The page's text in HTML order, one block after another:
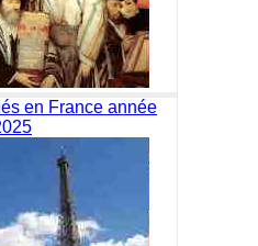
en France année